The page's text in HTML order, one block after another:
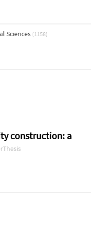
Sciences (1158)
construction: a